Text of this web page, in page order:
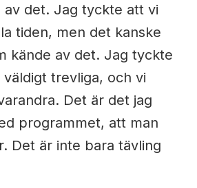
av det. Jag tyckte att vi
tiden, men det kanske
kände av det. Jag tyckte
trevliga, och vi
Det är det jag
programmet, att man
Det är inte bara tävling